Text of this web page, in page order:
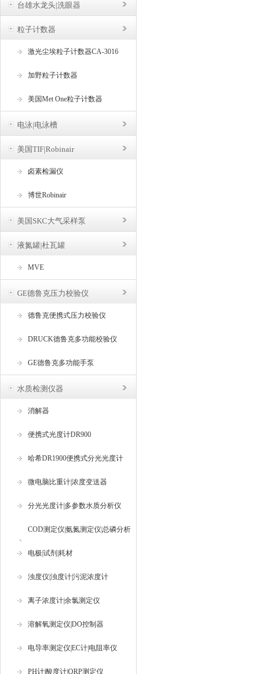
台雄水龙头|洗眼器
粒子计数器
激光尘埃粒子计数器CA-3016
加野粒子计数器
美国Met One粒子计数器
电泳|电泳槽
美国TIF|Robinair
卤素检漏仪
博世Robinair
美国SKC大气采样泵
液氮罐|杜瓦罐
MVE
GE德鲁克压力校验仪
德鲁克便携式压力校验仪
DRUCK德鲁克多功能校验仪
GE德鲁克多功能手泵
水质检测仪器
消解器
便携式光度计DR900
哈希DR1900便携式分光光度计
微电脑比重计|浓度变送器
分光光度计|多参数水质分析仪
COD测定仪|氨氮测定仪|总磷分析
仪
电极|试剂|耗材
浊度仪|浊度计|污泥浓度计
离子浓度计|余氯测定仪
溶解氧测定仪|DO控制器
电导率测定仪|EC计|电阻率仪
PH计|酸度计|ORP测定仪